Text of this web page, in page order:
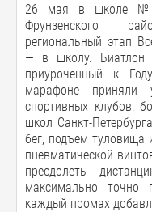
26 мая в школе
Фрунзенского
региональный этап
— в школу.
приуроченный к
марафоне приняли
спортивных клубов,
школ Санкт-
бег, подъем туловища
пневматической
преодолеть
максимально точно
каждый промах